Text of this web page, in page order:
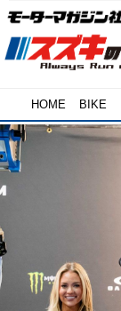
HOME BIKE